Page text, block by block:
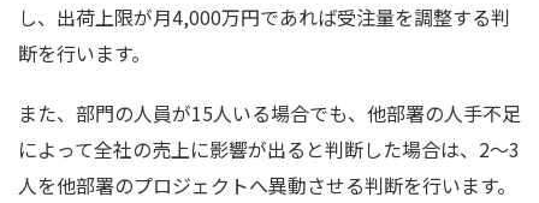
し、出荷上限が月4,000万円であれば受注量を調整する判
断を行います。
また、部門の人員が15人いる場合でも、他部署の人手不足
によって全社の売上に影響が出ると判断した場合は、2〜3
人を他部署のプロジェクトへ異動させる判断を行います。